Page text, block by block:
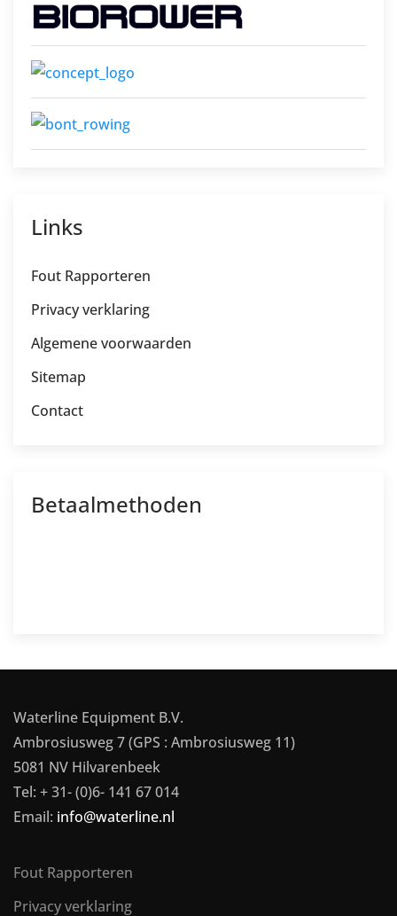
Links
Fout Rapporteren
Privacy verklaring
Algemene voorwaarden
Sitemap
Contact
Betaalmethoden
Waterline Equipment B.V.
Ambrosiusweg 7 (GPS : Ambrosiusweg 11)
5081 NV Hilvarenbeek
Tel: + 31- (0)6- 141 67 014
Email: info@waterline.nl
Fout Rapporteren
Privacy verklaring